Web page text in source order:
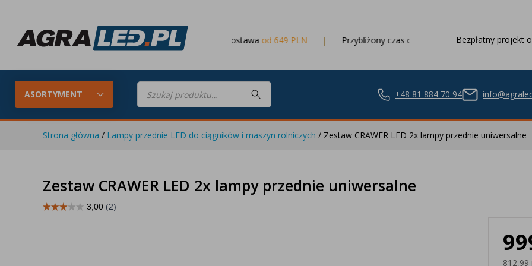
Darmowa dostawa od 649 PLN Przybliżony czas dostawy3 dni robocze Bezpłatny projekt
ASORTYMENT
Wyszukiwarka
produktów +48 81 884 70 94
Konfigurator LED
Skompletuj oświetlenie LED do
swojego ciągnika
Lampy robocze LED
Strona główna / Lampy przednie LED do ciągników i maszyn rolniczych / Zestaw CRAWER LED 2x lampy przednie uniwersalne
Zestaw CRAWER LED 2x lampy przednie uniwersalne
812,99